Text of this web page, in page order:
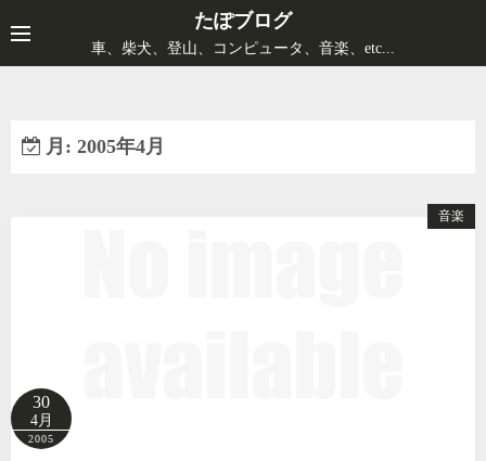
ン
テ
たぽブログ
車、柴犬、登山、コンピュータ、音楽、etc...
月: 2005年4月
音楽
30
4月
2005